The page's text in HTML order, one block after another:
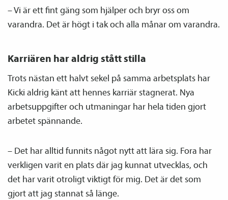
– Vi är ett fint gäng som hjälper och bryr oss om
varandra. Det är högt i tak och alla månar om varandra.
Karriären har aldrig stått stilla
Trots nästan ett halvt sekel på samma arbetsplats har
Kicki aldrig känt att hennes karriär stagnerat. Nya
arbetsuppgifter och utmaningar har hela tiden gjort
arbetet spännande.
– Det har alltid funnits något nytt att lära sig. Fora har
verkligen varit en plats där jag kunnat utvecklas, och
det har varit otroligt viktigt för mig. Det är det som
gjort att jag stannat så länge.